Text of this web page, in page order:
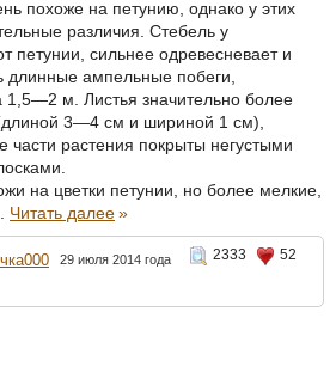
похоже на петунию, однако у этих
различия. Стебель у
петунии, сильнее одревесневает и
длинные ампельные побеги,
м. Листья значительно более
3—4 см и шириной 1 см),
части растения покрыты негустыми
на цветки петунии, но более мелкие,
Читать далее»
29 июля 2014 года 2333
52